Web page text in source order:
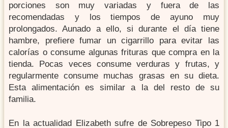
porciones son muy variadas y fuera de las
recomendadas y los tiempos de ayuno muy
prolongados. Aunado a ello, si durante el día tiene
hambre, prefiere fumar un cigarrillo para evitar las
calorías o consume algunas frituras que compra en la
tienda. Pocas veces consume verduras y frutas, y
regularmente consume muchas grasas en su dieta.
Esta alimentación es similar a la del resto de su
familia.
En la actualidad Elizabeth sufre de Sobrepeso Tipo 1